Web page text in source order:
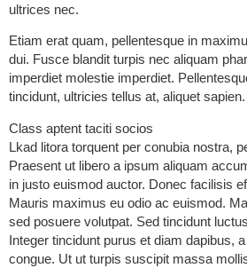
ultrices nec.
Etiam erat quam, pellentesque in
dui. Fusce blandit turpis nec aliquam
imperdiet molestie imperdiet.
tincidunt, ultricies tellus at, aliquet sapien.
Class aptent taciti socios
Lkad litora torquent per conubia nostra,
Praesent ut libero a ipsum aliquam
in justo euismod auctor. Donec facilisis
Mauris maximus eu odio ac euismod.
sed posuere volutpat. Sed tincidunt
Integer tincidunt purus et diam dapibus,
congue. Ut ut turpis suscipit massa